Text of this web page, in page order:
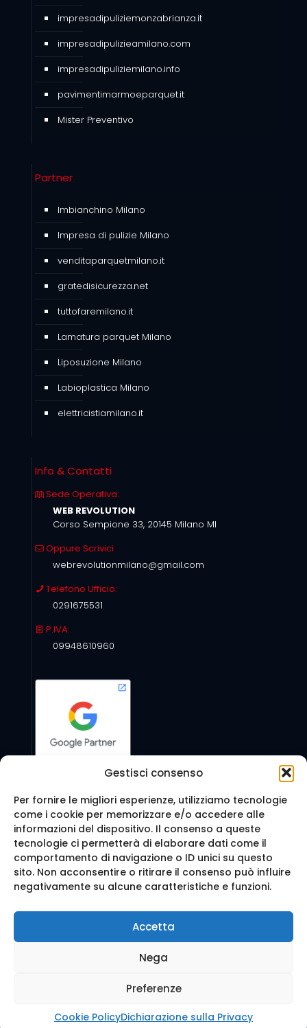
Gestisci consenso
Per fornire le migliori esperienze, utilizziamo tecnologie
come i cookie per memorizzare e/o accedere alle
informazioni del dispositivo. Il consenso a queste
tecnologie ci permetterà di elaborare dati come il
comportamento di navigazione o ID unici su questo
sito. Non acconsentire o ritirare il consenso può influire
negativamente su alcune caratteristiche e funzioni.
Accetta
Nega
Preferenze
Cookie PolicyDichiarazione sulla Privacy
impresadipuliziemonzabrianza.it
impresadipulizieamilano.com
impresadipuliziemilano.info
pavimentimarmoeparquet.it
Mister Preventivo
Partner
Imbianchino Milano
Impresa di pulizie Milano
venditaparquetmilano.it
gratedisicurezza.net
tuttofaremilano.it
Lamatura parquet Milano
Liposuzione Milano
Labioplastica Milano
elettricistiamilano.it
Info & Contatti
Sede Operativa:
WEB REVOLUTION
Corso Sempione 33, 20145 Milano MI
Oppure Scrivici
webrevolutionmilano@gmail.com
Telefono Ufficio:
0291675531
P.IVA:
09948610960
Seguici anche su:
© 2016 Web Agency Milano - WEB REVOLUTION MILANO
SRLS. All Rights Reserved.
enzia Web Milano
ati